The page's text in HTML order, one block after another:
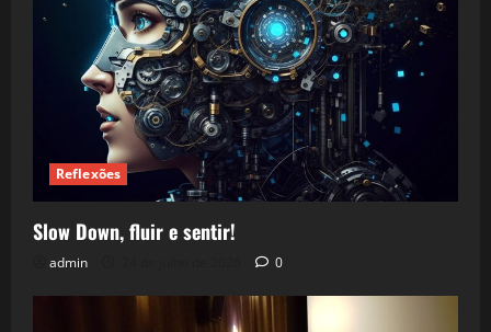
Reflexões
Slow Down, fluir e sentir!
admin 0